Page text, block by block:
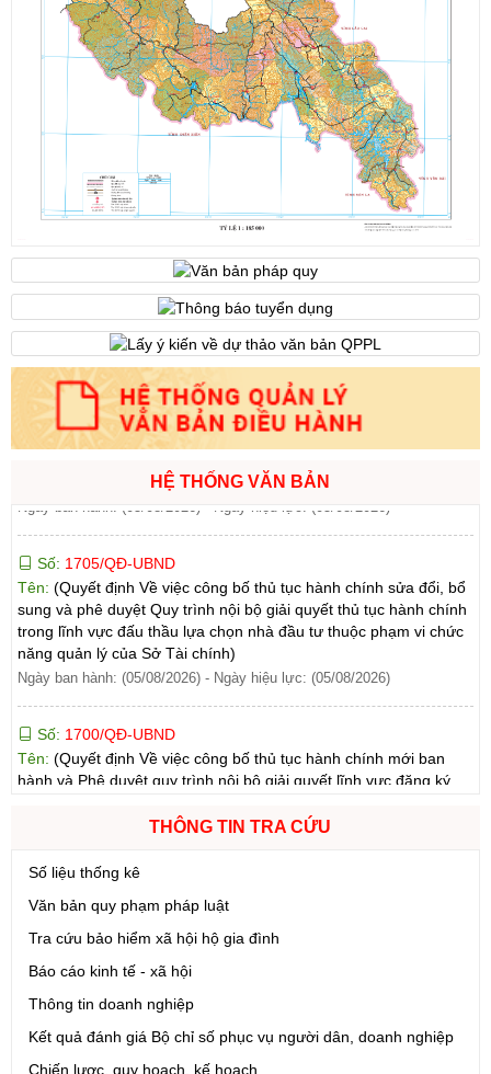
HỆ THỐNG VĂN BẢN
(Quyết định Phê duyệt phương án đấu giá quyền sử dụng
đất đối với 04 thửa đất thương mại, dịch vụ năm 2026 trên địa
bàn tỉnh Lai Châu)
Ngày ban hành: (07/08/2026) -Ngày hiệu lực: (07/08/2026)
(Công văn V/v triển khai thực hiện Nghị định số
303/2026/NĐ-CP ngày 01/8/2026 của Chính phủ sửa đổi, bổ
sung một số điều của Nghị định số 32/2024/NĐ-CP ngày
15/3/2024 của Chính phủ về quản lý, phát triển cụm công nghiệp)
Ngày ban hành: (06/08/2026)
Số:1701/QĐ-UBND
Tên:(Quyết định Về việc công bố thủ tục hành chính được sửa
đổi, bổ sung và phê duyệt Quy trình nội bộ giải quyết trong lĩnh
vực thành lập và hoạt động của hộ kinh doanh thuộc phạm vi
chức năng quản lý của Sở Tài chính)
Ngày ban hành: (05/08/2026) -Ngày hiệu lực: (05/08/2026)
Số:1705/QĐ-UBND
Tên:(Quyết định Về việc công bố thủ tục hành chính sửa đổi, bổ
sung và phê duyệt Quy trình nội bộ giải quyết thủ tục hành chính
trong lĩnh vực đấu thầu lựa chọn nhà đầu tư thuộc phạm vi chức
năng quản lý của Sở Tài chính)
Ngày ban hành: (05/08/2026) Ngày hiệu lực: (05/08/2026)
Số:1700/QĐ-UBND
Tên:(Quyết định Về việc công bố thủ tục hành chính mới ban
hành và Phê duyệt quy trình nội bộ giải quyết lĩnh vực đăng ký
hoạt động của Ngân hàng Chính sách xã hội thuộc phạm vi chức
năng quản lý của Sở Tài chính)
Tên:(Quyết định Ban hành Từ điển dữ liệu dùng chung tỉnh Lai
Châu (Phiên bản 1.0))
Số:1721/QĐ-UBND
Tên:(Quyết định Phê duyệt phương án đấu giá quyền sử dụng
bàn tỉnh Lai Châu)
Ngày ban hành: (07/08/2026) - Ngày hiệu lực: (07/08/2026)
THÔNG TIN TRA CỨU
Số liệu thống kê
Văn bản quy phạm pháp luật
Tra cứu bảo hiểm xã hội hộ gia đình
Báo cáo kinh tế - xã hội
Thông tin doanh nghiệp
Kết quả đánh giá Bộ chỉ số phục vụ người dân, doanh nghiệp
Chiến lược, quy hoạch, kế hoạch